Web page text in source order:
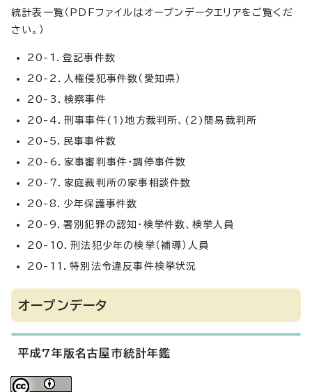
統計表一覧（PDFファイルはオープンデータエリアをご覧くだ
さい。）
20-1．登記事件数
20-2．人権侵犯事件数（愛知県）
20-3．検察事件
20-4．刑事事件(1)地方裁判所、(2)簡易裁判所
20-5．民事事件数
20-6．家事審判事件・調停事件数
20-7．家庭裁判所の家事相談件数
20-8．少年保護事件数
20-9．署別犯罪の認知・検挙件数、検挙人員
20-10．刑法犯少年の検挙（補導）人員
20-11．特別法令違反事件検挙状況
オープンデータ
平成7年版名古屋市統計年鑑